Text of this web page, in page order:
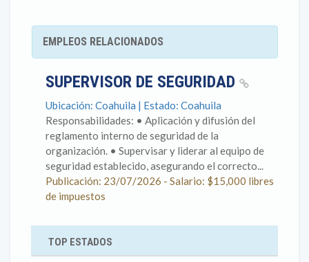
EMPLEOS RELACIONADOS
SUPERVISOR DE SEGURIDAD
Ubicación: Coahuila | Estado: Coahuila
Responsabilidades: • Aplicación y difusión del
reglamento interno de seguridad de la
organización. • Supervisar y liderar al equipo de
seguridad establecido, asegurando el correcto...
Publicación: 23/07/2026 - Salario: $15,000 libres
de impuestos
TOP ESTADOS